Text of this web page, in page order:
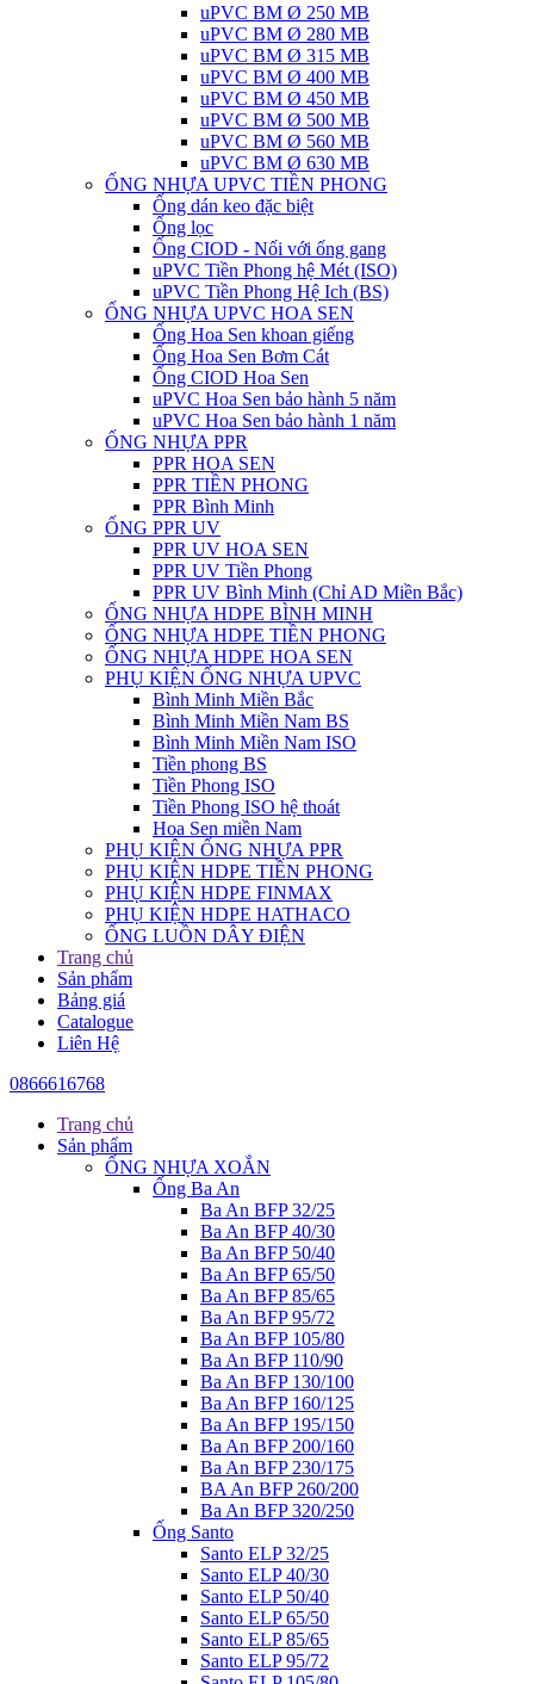
uPVC BM Ø 250 MB
uPVC BM Ø 280 MB
uPVC BM Ø 315 MB
uPVC BM Ø 400 MB
uPVC BM Ø 450 MB
uPVC BM Ø 500 MB
uPVC BM Ø 560 MB
uPVC BM Ø 630 MB
ỐNG NHỰA UPVC TIỀN PHONG
Ống dán keo đặc biệt
Ống lọc
Ống CIOD - Nối với ống gang
uPVC Tiền Phong hệ Mét (ISO)
uPVC Tiền Phong Hệ Ich (BS)
ỐNG NHỰA UPVC HOA SEN
Ống Hoa Sen khoan giếng
Ống Hoa Sen Bơm Cát
Ống CIOD Hoa Sen
uPVC Hoa Sen bảo hành 5 năm
uPVC Hoa Sen bảo hành 1 năm
ỐNG NHỰA PPR
PPR HOA SEN
PPR TIỀN PHONG
PPR Bình Minh
ỐNG PPR UV
PPR UV HOA SEN
PPR UV Tiền Phong
PPR UV Bình Minh (Chỉ AD Miền Bắc)
ỐNG NHỰA HDPE BÌNH MINH
ỐNG NHỰA HDPE TIỀN PHONG
ỐNG NHỰA HDPE HOA SEN
PHỤ KIỆN ỐNG NHỰA UPVC
Bình Minh Miền Bắc
Bình Minh Miền Nam BS
Bình Minh Miền Nam ISO
Tiền phong BS
Tiền Phong ISO
Tiền Phong ISO hệ thoát
Hoa Sen miền Nam
PHỤ KIỆN ỐNG NHỰA PPR
PHỤ KIỆN HDPE TIỀN PHONG
PHỤ KIỆN HDPE FINMAX
PHỤ KIỆN HDPE HATHACO
ỐNG LUỒN DÂY ĐIỆN
Trang chủ
Sản phẩm
Bảng giá
Catalogue
Liên Hệ
0866616768
Trang chủ
Sản phẩm
ỐNG NHỰA XOẮN
Ống Ba An
Ba An BFP 32/25
Ba An BFP 40/30
Ba An BFP 50/40
Ba An BFP 65/50
Ba An BFP 85/65
Ba An BFP 95/72
Ba An BFP 105/80
Ba An BFP 110/90
Ba An BFP 130/100
Ba An BFP 160/125
Ba An BFP 195/150
Ba An BFP 200/160
Ba An BFP 230/175
BA An BFP 260/200
Ba An BFP 320/250
Ống Santo
Santo ELP 32/25
Santo ELP 40/30
Santo ELP 50/40
Santo ELP 65/50
Santo ELP 85/65
Santo ELP 95/72